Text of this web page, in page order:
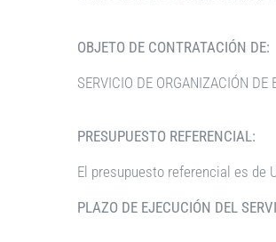
OBJETO DE CONTRATACIÓN DE:
SERVICIO DE ORGANIZACIÓN DE
PRESUPUESTO REFERENCIAL:
El presupuesto referencial es de
PLAZO DE EJECUCIÓN DEL